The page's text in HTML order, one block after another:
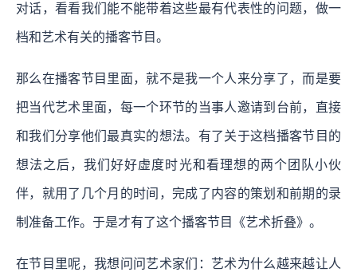
对话，看看我们能不能带着这些最有代表性的问题，做一
档和艺术有关的播客节目。
那么在播客节目里面，就不是我一个人来分享了，而是要
把当代艺术里面，每一个环节的当事人邀请到台前，直接
和我们分享他们最真实的想法。有了关于这档播客节目的
想法之后，我们好好虚度时光和看理想的两个团队小伙
伴，就用了几个月的时间，完成了内容的策划和前期的录
制准备工作。于是才有了这个播客节目《艺术折叠》。
在节目里呢，我想问问艺术家们：艺术为什么越来越让人